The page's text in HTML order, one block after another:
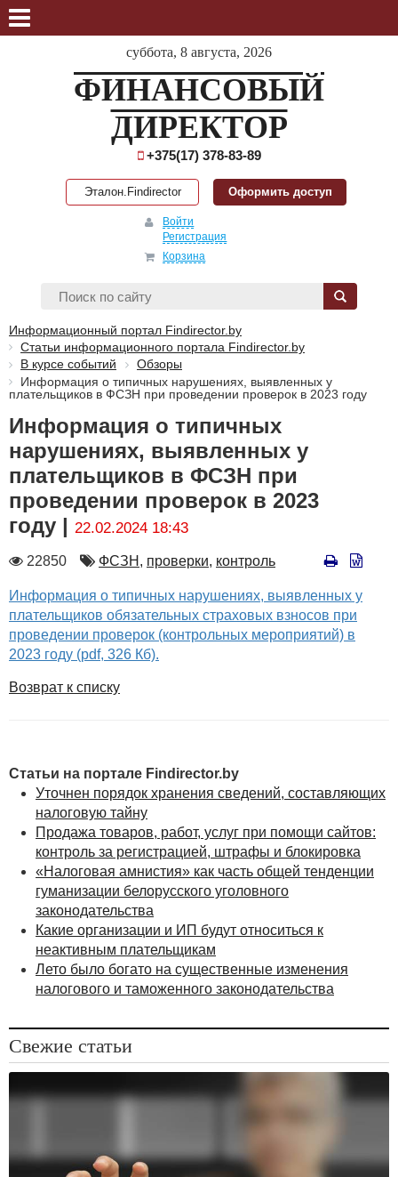
суббота, 8 августа, 2026
ФИНАНСОВЫЙ
ДИРЕКТОР
+375(17) 378-83-89
Эталон.Findirector Оформить доступ
Войти
Регистрация
Корзина
Информационный портал Findirector.by
Статьи информационного портала Findirector.by
В курсе событий
Обзоры
Информация о типичных нарушениях, выявленных у
плательщиков в ФСЗН при проведении проверок в 2023 году
Информация о типичных
нарушениях, выявленных у
плательщиков в ФСЗН при
проведении проверок в 2023
году | 22.02.2024 18:43
Количество
22850 Автор
ФСЗН, проверки, контроль
Информация о типичных нарушениях, выявленных у
плательщиков обязательных страховых взносов при
проведении проверок (контрольных мероприятий) в
2023 году (pdf, 326 Кб).
Возврат к списку
Статьи на портале Findirector.by
Уточнен порядок хранения сведений, составляющих
налоговую тайну
Продажа товаров, работ, услуг при помощи сайтов:
контроль за регистрацией, штрафы и блокировка
«Налоговая амнистия» как часть общей тенденции
гуманизации белорусского уголовного
законодательства
Какие организации и ИП будут относиться к
неактивным плательщикам
Лето было богато на существенные изменения
налогового и таможенного законодательства
Свежие статьи